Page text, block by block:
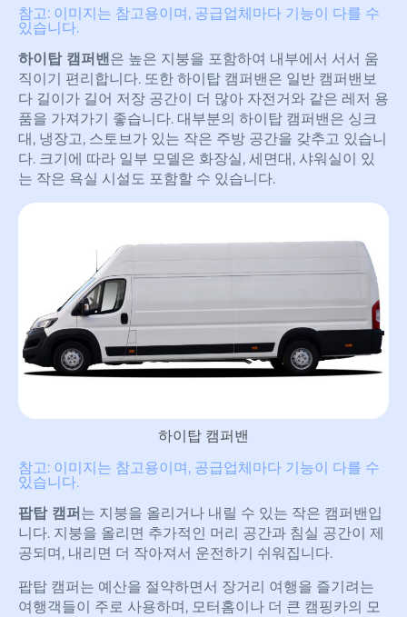
참고: 이미지는 참고용이며, 공급업체마다 기능이 다를 수
있습니다.
하이탑 캠퍼밴은 높은 지붕을 포함하여 내부에서 서서 움
직이기 편리합니다. 또한 하이탑 캠퍼밴은 일반 캠퍼밴보
다 길이가 길어 저장 공간이 더 많아 자전거와 같은 레저 용
품을 가져가기 좋습니다. 대부분의 하이탑 캠퍼밴은 싱크
대, 냉장고, 스토브가 있는 작은 주방 공간을 갖추고 있습니
다. 크기에 따라 일부 모델은 화장실, 세면대, 샤워실이 있
는 작은 욕실 시설도 포함할 수 있습니다.
하이탑 캠퍼밴
참고: 이미지는 참고용이며, 공급업체마다 기능이 다를 수
있습니다.
팝탑 캠퍼 는 지붕을 올리거나 내릴 수 있는 작은 캠퍼밴입
니다. 지붕을 올리면 추가적인 머리 공간과 침실 공간이 제
공되며, 내리면 더 작아져서 운전하기 쉬워집니다.
팝탑 캠퍼는 예산을 절약하면서 장거리 여행을 즐기려는
여행객들이 주로 사용하며, 모터홈이나 더 큰 캠핑카의 모